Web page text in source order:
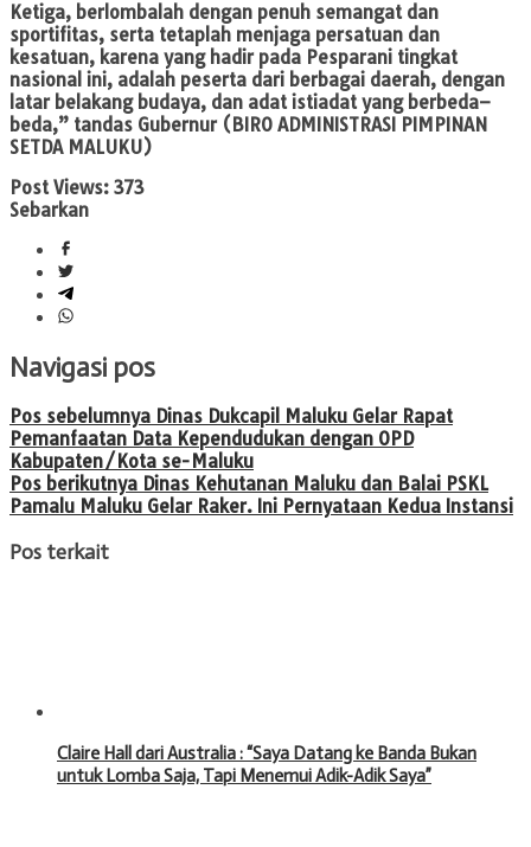
Ketiga, berlombalah dengan penuh semangat dan
sportifitas, serta tetaplah menjaga persatuan dan
kesatuan, karena yang hadir pada Pesparani tingkat
nasional ini, adalah peserta dari berbagai daerah, dengan
latar belakang budaya, dan adat istiadat yang berbeda–
beda,” tandas Gubernur (BIRO ADMINISTRASI PIMPINAN
SETDA MALUKU)
Post Views: 373
Sebarkan
Navigasi pos
Pos sebelumnya Dinas Dukcapil Maluku Gelar Rapat
Pemanfaatan Data Kependudukan dengan OPD
Kabupaten/Kota se-Maluku
Pos berikutnya Dinas Kehutanan Maluku dan Balai PSKL
Pamalu Maluku Gelar Raker. Ini Pernyataan Kedua Instansi
Pos terkait
Claire Hall dari Australia : “Saya Datang ke Banda Bukan
untuk Lomba Saja, Tapi Menemui Adik-Adik Saya”